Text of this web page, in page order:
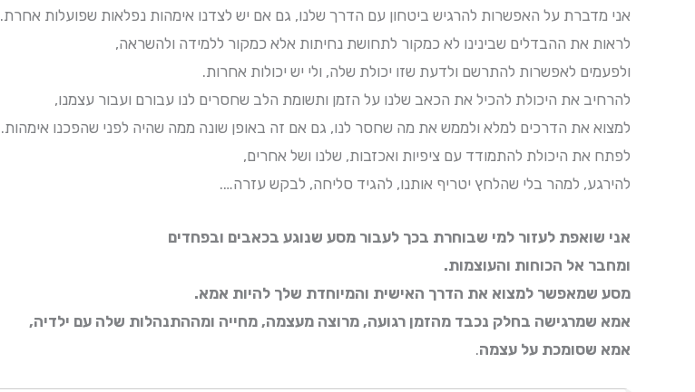
אני מדברת על האפשרות להרגיש ביטחון עם הדרך שלנו, גם אם יש לצדנו אימהות נפלאות שפועלות אחרת.
לראות את ההבדלים שבינינו לא כמקור לתחושת נחיתות אלא כמקור ללמידה ולהשראה,
ולפעמים לאפשרות להתרשם ולדעת שזו יכולת שלה, ולי יש יכולות אחרות.
להרחיב את היכולת להכיל את הכאב שלנו על הזמן ותשומת הלב שחסרים לנו עבורם ועבור עצמנו,
למצוא את הדרכים למלא ולממש את מה שחסר לנו, גם אם זה באופן שונה ממה שהיה לפני שהפכנו אימהות.
לפתח את היכולת להתמודד עם ציפיות ואכזבות, שלנו ושל אחרים,
להירגע, למהר בלי שהלחץ יטריף אותנו, להגיד סליחה, לבקש עזרה….
אני שואפת לעזור למי שבוחרת בכך לעבור מסע שנוגע בכאבים ובפחדים
ומחבר אל הכוחות והעוצמות.
מסע שמאפשר למצוא את הדרך האישית והמיוחדת שלך להיות אמא.
אמא שמרגישה בחלק נכבד מהזמן רגועה, מרוצה מעצמה, מחייה ומההתנהלות שלה עם ילדיה,
אמא שסומכת על עצמה.